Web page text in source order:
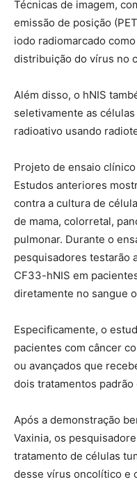
Técnicas de imagem,
emissão de posição
iodo radiomarcado
distribuição do vírus no
Além disso, o hNIS
seletivamente as
radioativo usando
Projeto de ensaio clínico
Estudos anteriores
contra a cultura de
de mama, colorretal,
pulmonar. Durante o
pesquisadores testarão
CF33-hNIS em
diretamente no sangue
Especificamente, o
pacientes com câncer
ou avançados que
dois tratamentos padrão
Após a demonstração
Vaxinia, os
tratamento de células
desse vírus oncolítico e